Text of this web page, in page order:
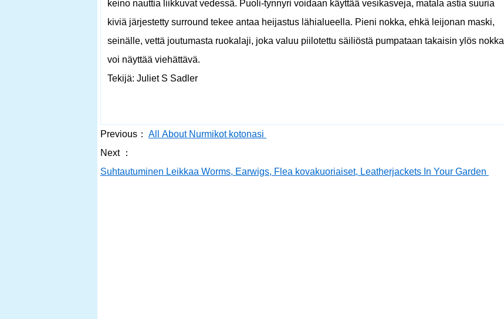
keino nauttia liikkuvat vedessä. Puoli-tynnyri voidaan käyttää vesikasveja, matala astia suuria
kiviä järjestetty surround tekee antaa heijastus lähialueella. Pieni nokka, ehkä leijonan maski,
seinälle, vettä joutumasta ruokalaji, joka valuu piilotettu säiliöstä pumpataan takaisin ylös nokka
voi näyttää viehättävä.
Tekijä: Juliet S Sadler
Previous： All About Nurmikot kotonasi
Next ：
Suhtautuminen Leikkaa Worms, Earwigs, Flea kovakuoriaiset, Leatherjackets In Your Garden